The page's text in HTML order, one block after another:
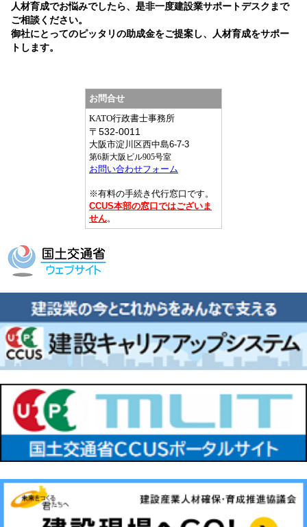
人材育成でお悩みでしたら、是非一度建設業サポートデスクまで
ご相談ください。
御社にとってのピッタリの助成金をご提案し、人材育成をサポー
トします。
お問合せ
KATO行政書士事務所
〒 532-0011
大阪市淀川区西中島6-7-3
第6新大阪ビル905号室
お問い合わせフォーム
※有料の手続き代行窓口です。
CCUS本部の窓口ではございま
せん。